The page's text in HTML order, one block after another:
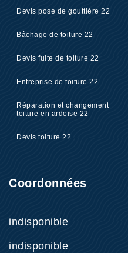
Devis pose de gouttière 22
Bâchage de toiture 22
Devis fuite de toiture 22
Entreprise de toiture 22
Réparation et changement
toiture en ardoise 22
Devis toiture 22
Coordonnées
indisponible
indisponible